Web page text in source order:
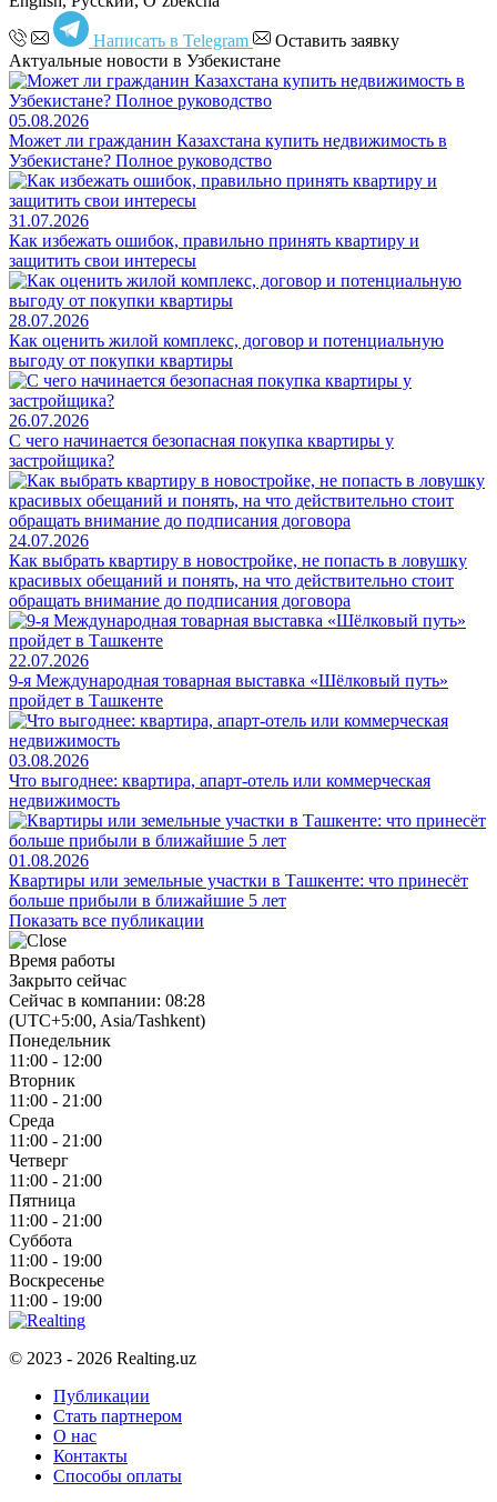
Написать в Telegram
Оставить заявку
Актуальные новости в Узбекистане
05.08.2026
Может ли гражданин Казахстана купить недвижимость в
Узбекистане? Полное руководство
31.07.2026
Как избежать ошибок, правильно принять квартиру и
защитить свои интересы
28.07.2026
Как оценить жилой комплекс, договор и потенциальную
выгоду от покупки квартиры
26.07.2026
С чего начинается безопасная покупка квартиры у
застройщика?
24.07.2026
Как выбрать квартиру в новостройке, не попасть в ловушку
красивых обещаний и понять, на что действительно стоит
обращать внимание до подписания договора
22.07.2026
9-я Международная товарная выставка «Шёлковый путь»
пройдет в Ташкенте
03.08.2026
Что выгоднее: квартира, апарт-отель или коммерческая
недвижимость
01.08.2026
Квартиры или земельные участки в Ташкенте: что принесёт
больше прибыли в ближайшие 5 лет
Показать все публикации
Время работы
Закрыто сейчас
Сейчас в компании: 08:28
(UTC+5:00, Asia/Tashkent)
Понедельник
11:00 - 12:00
Вторник
11:00 - 21:00
Среда
11:00 - 21:00
Четверг
11:00 - 21:00
Пятница
11:00 - 21:00
Суббота
11:00 - 19:00
Воскресенье
11:00 - 19:00
© 2023 - 2026 Realting.uz
Публикации
Стать партнером
О нас
Контакты
Способы оплаты